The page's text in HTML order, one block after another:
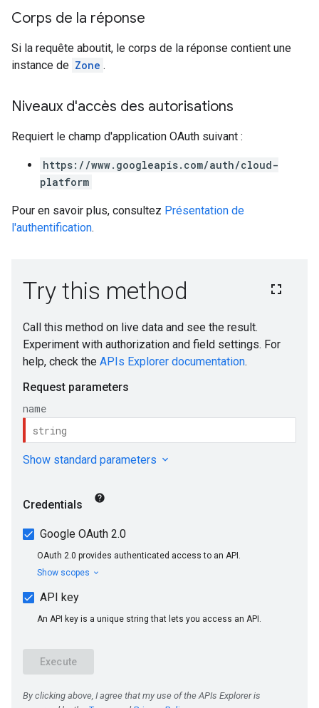
Corps de la réponse
Si la requête aboutit, le corps de la réponse contient une
instance de Zone .
Niveaux d'accès des autorisations
Requiert le champ d'application OAuth suivant :
https://www.googleapis.com/auth/cloud-
platform
Pour en savoir plus, consultez Présentation de
l'authentification.